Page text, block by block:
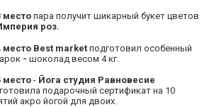
местопара получит шикарный букет цветов
роз.
место Best marketподготовил особенный
- шоколад весом 4 кг.
место- Йога студия Равновесие
подарочный сертификат на 10
акро йогой для двоих.